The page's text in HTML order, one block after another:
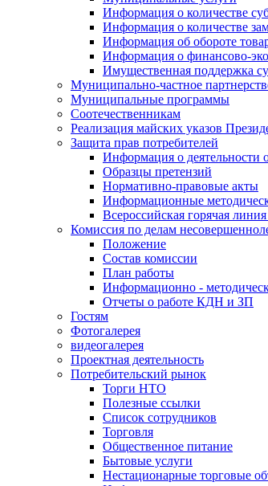
Информация о количестве
Информация о количестве
Информация об обороте
Информация о финансово-
Имущественная поддержка
Муниципально-частное
Муниципальные программы
Соотечественникам
Реализация майских указов
Защита прав потребителей
Информация о деятельности
Образцы претензий
Нормативно-правовые акты
Информационные
Всероссийская горячая
Комиссия по делам
Положение
Состав комиссии
План работы
Информационно -
Отчеты о работе КДН и ЗП
Гостям
Фотогалерея
видеогалерея
Проектная деятельность
Потребительский рынок
Торги НТО
Полезные ссылки
Список сотрудников
Торговля
Общественное питание
Бытовые услуги
Нестационарные торговые